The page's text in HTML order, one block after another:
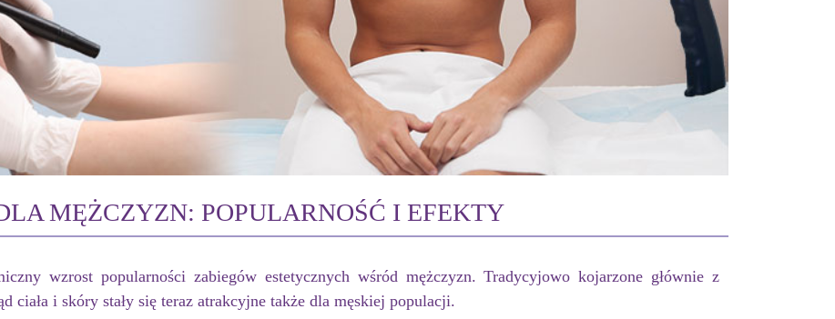
MĘŻCZYZN: POPULARNOŚĆ I EFEKTY
wzrost popularności zabiegów estetycznych wśród mężczyzn. Tradycyjowo kojarzone głównie z
ciała i skóry stały się teraz atrakcyjne także dla męskiej populacji.